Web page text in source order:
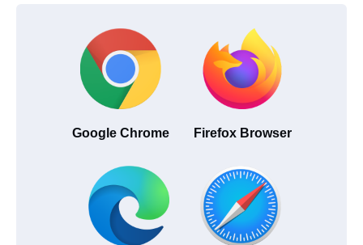
Google Chrome Firefox Browser